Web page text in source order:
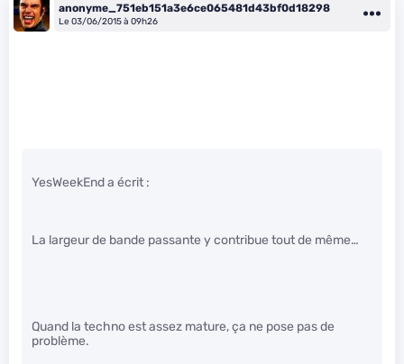
anonyme_751eb151a3e6ce065481d43bf0d18298
Le 03/06/2015 à 09h26
YesWeekEnd a écrit :
La largeur de bande passante y contribue tout de même…
Quand la techno est assez mature, ça ne pose pas de
problème.